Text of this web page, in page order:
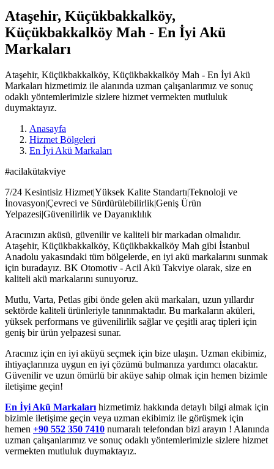
Ataşehir, Küçükbakkalköy,
Küçükbakkalköy Mah - En İyi Akü
Markaları
Ataşehir, Küçükbakkalköy, Küçükbakkalköy Mah - En İyi Akü
Markaları hizmetimiz ile alanında uzman çalışanlarımız ve sonuç
odaklı yöntemlerimizle sizlere hizmet vermekten mutluluk
duymaktayız.
Anasayfa
Hizmet Bölgeleri
En İyi Akü Markaları
#acilakütakviye
7/24 Kesintisiz Hizmet|Yüksek Kalite Standartı|Teknoloji ve
İnovasyon|Çevreci ve Sürdürülebilirlik|Geniş Ürün
Yelpazesi|Güvenilirlik ve Dayanıklılık
Aracınızın aküsü, güvenilir ve kaliteli bir markadan olmalıdır.
Ataşehir, Küçükbakkalköy, Küçükbakkalköy Mah gibi İstanbul
Anadolu yakasındaki tüm bölgelerde, en iyi akü markalarını sunmak
için buradayız. BK Otomotiv - Acil Akü Takviye olarak, size en
kaliteli akü markalarını sunuyoruz.
Mutlu, Varta, Petlas gibi önde gelen akü markaları, uzun yıllardır
sektörde kaliteli ürünleriyle tanınmaktadır. Bu markaların aküleri,
yüksek performans ve güvenilirlik sağlar ve çeşitli araç tipleri için
geniş bir ürün yelpazesi sunar.
Aracınız için en iyi aküyü seçmek için bize ulaşın. Uzman ekibimiz,
ihtiyaçlarınıza uygun en iyi çözümü bulmanıza yardımcı olacaktır.
Güvenilir ve uzun ömürlü bir aküye sahip olmak için hemen bizimle
iletişime geçin!
En İyi Akü Markaları hizmetimiz hakkında detaylı bilgi almak için
bizimle iletişime geçin veya uzman ekibimiz ile görüşmek için
hemen +90 552 350 7410 numaralı telefondan bizi arayın ! Alanında
uzman çalışanlarımız ve sonuç odaklı yöntemlerimizle sizlere hizmet
vermekten mutluluk duymaktayız.